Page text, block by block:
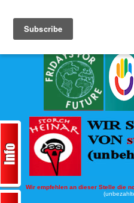
Wir empfehlen an dieser Stelle die